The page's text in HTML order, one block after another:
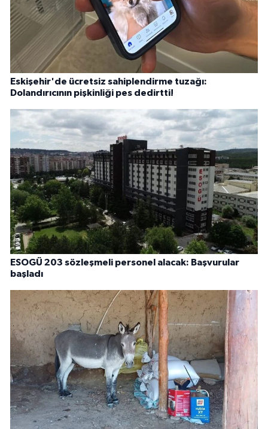
Eskişehir'de ücretsiz sahiplendirme tuzağı:
Dolandırıcının pişkinliği pes dedirtti!
ESOGÜ 203 sözleşmeli personel alacak: Başvurular
başladı